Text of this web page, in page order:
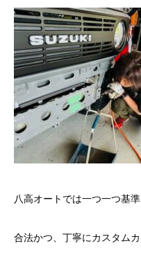
八高オートでは一つ一つ基
合法かつ、丁寧にカスタム